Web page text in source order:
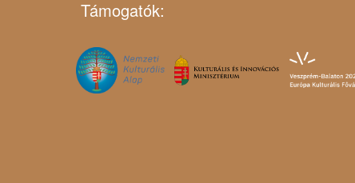
Támogatók: